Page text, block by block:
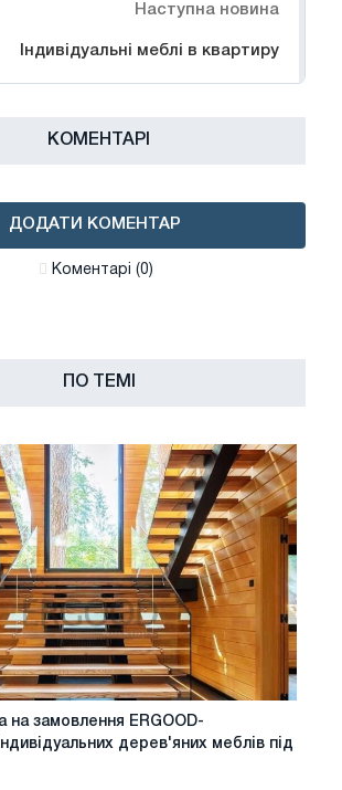
Наступна новина
Індивідуальні меблі в квартиру
КОМЕНТАРІ
ДОДАТИ КОМЕНТАР
Коментарі (0)
ПО ТЕМІ
на замовлення ERGOOD-
дерев'яних меблів під